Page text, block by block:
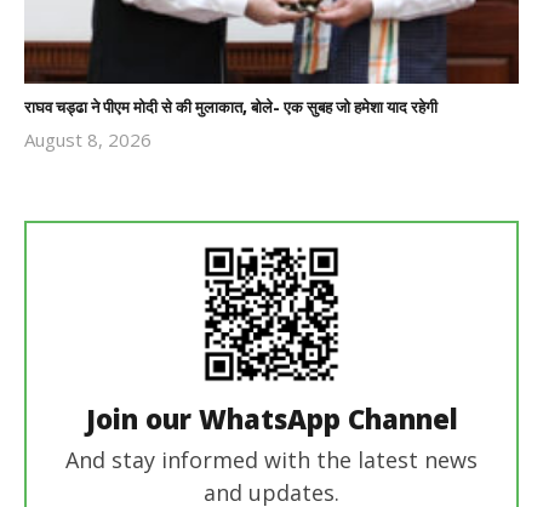
राघव चड्ढा ने पीएम मोदी से की मुलाकात, बोले- एक सुबह जो हमेशा याद रहेगी
August 8, 2026
Join our WhatsApp Channel
And stay informed with the latest news
and updates.